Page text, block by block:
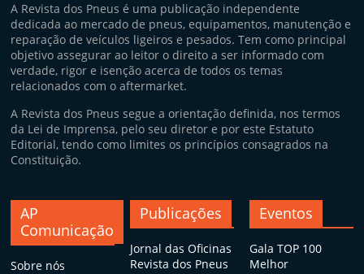
A Revista dos Pneus é uma publicação independente
dedicada ao mercado de pneus, equipamentos, manutenção e
reparação de veículos ligeiros e pesados. Tem como principal
objetivo assegurar ao leitor o direito a ser informado com
verdade, rigor e isenção acerca de todos os temas
relacionados com o aftermarket.
A Revista dos Pneus segue a orientação definida, nos termos
da Lei de Imprensa, pelo seu diretor e por este Estatuto
Editorial, tendo como limites os princípios consagrados na
Constituição.
AP
Comunicação
Sobre nós
Publicações
Jornal das Oficinas
Revista dos Pneus
Eventos
Gala TOP 100
Melhor